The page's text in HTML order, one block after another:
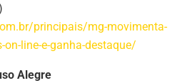
principais/mg-movimenta-
on-line-e-ganha-destaque/
Alegre